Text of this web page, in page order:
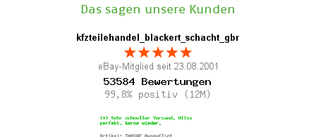
Das sagen unsere Kunden